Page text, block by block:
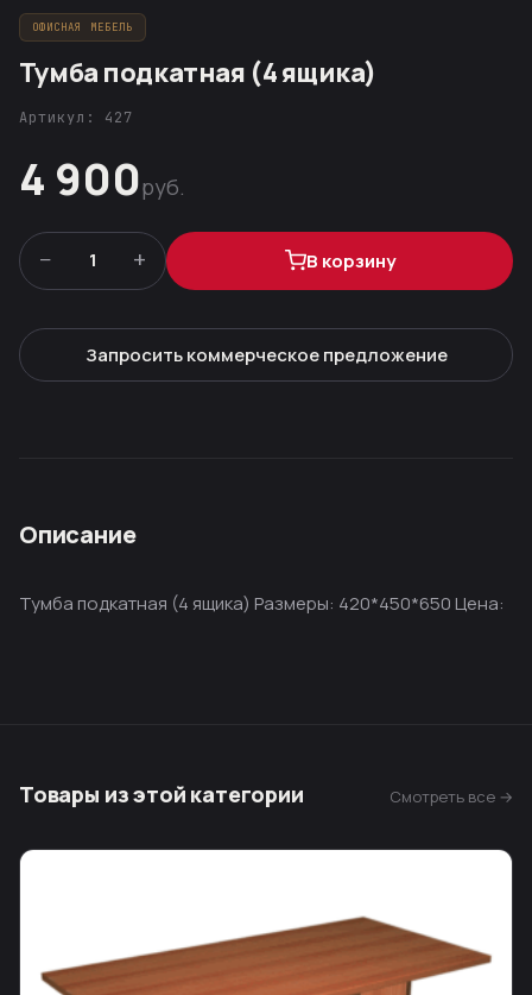
ОФИСНАЯ МЕБЕЛЬ
Тумба подкатная (4 ящика)
Артикул: 427
4 900руб.
− 1 + В корзину
Запросить коммерческое предложение
Описание
Тумба подкатная (4 ящика) Размеры: 420*450*650 Цена:
Товары из этой категории Смотреть все →